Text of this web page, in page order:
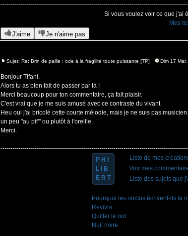
Si vous voulez voir ce que j'ai
Mes
J'aime Je n'aime pas
Sujet: Re: Brin de paille : ode à la fragilité toute puissante [TP] Dim 17 Mar
Bonjour Tifani.
Alors tu as bien fait de passer par là !
Merci beaucoup pour ton commentaire, ça fait plaisir.
C'est vrai que je me suis amusé avec ce contraste du vivant.
Heu oui j'ai bricolé cette courte mélodie, mais je ne suis pas
un peu "au pif'" ou plutôt à l'oreille.
Merci.
P H I
L I B
E R T
Liste de mes
Voir mes
Liste des sujets que
Pourquoi les noctus écrivent-ils la
Revivre
Quitter le nid
Nuit noire